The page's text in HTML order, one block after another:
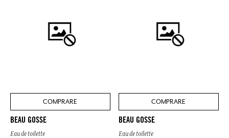
COMPRARE
BEAU GOSSE
Eau de toilette
COMPRARE
BEAU GOSSE
Eau de toilette